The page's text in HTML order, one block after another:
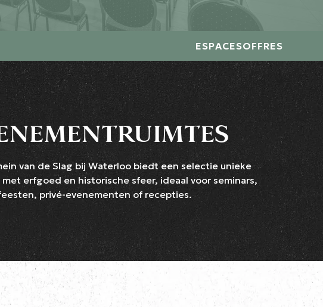
ESPACESOFFRES
van de Slag bij Waterloo biedt een selectie unieke
met erfgoed en historische sfeer, ideaal voor seminars,
privé-evenementen of recepties.